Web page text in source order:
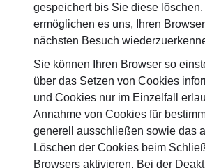
gespeichert bis Sie diese
ermöglichen es uns, Ihren
nächsten Besuch
Sie können Ihren Browser so
über das Setzen von Cookies
und Cookies nur im Einzelfall
Annahme von Cookies für
generell ausschließen sowie das
Löschen der Cookies beim
Browsers aktivieren. Bei der